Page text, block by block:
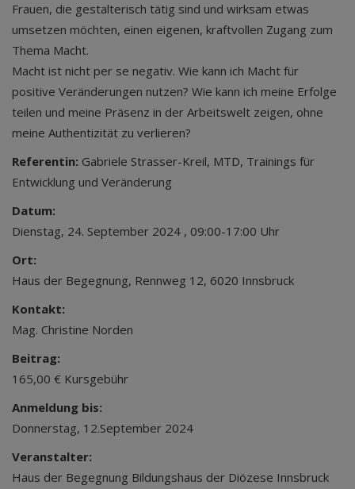
Frauen, die gestalterisch tätig sind und wirksam etwas
umsetzen möchten, einen eigenen, kraftvollen Zugang zum
Thema Macht.
Macht ist nicht per se negativ. Wie kann ich Macht für
positive Veränderungen nutzen? Wie kann ich meine Erfolge
teilen und meine Präsenz in der Arbeitswelt zeigen, ohne
meine Authentizität zu verlieren?
Referentin: Gabriele Strasser-Kreil, MTD, Trainings für
Entwicklung und Veränderung
Datum:
Dienstag, 24. September 2024 , 09:00-17:00 Uhr
Ort:
Haus der Begegnung, Rennweg 12, 6020 Innsbruck
Kontakt:
Mag. Christine Norden
Beitrag:
165,00 € Kursgebühr
Anmeldung bis:
Donnerstag, 12.September 2024
Veranstalter:
Haus der Begegnung Bildungshaus der Diözese Innsbruck